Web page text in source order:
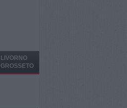
LIVORNO
GROSSETO